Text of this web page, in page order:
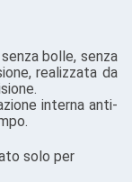
bolle, senza
realizzata da
interna anti-
solo per